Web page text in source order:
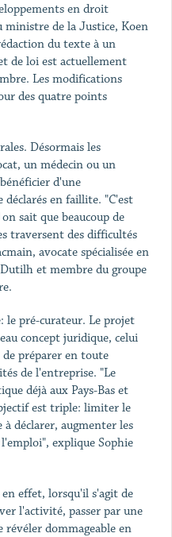
en droit
de la Justice, Koen
du texte à un
de loi est actuellement
Les modifications
des quatre points
Désormais les
un médecin ou un
d'une
en faillite. "C'est
sait que beaucoup de
traversent des difficultés
avocate spécialisée en
et membre du groupe
le pré-curateur. Le projet
concept juridique, celui
de préparer en toute
de l'entreprise. "Le
déjà aux Pays-Bas et
est triple: limiter le
déclarer, augmenter les
explique Sophie
effet, lorsqu'il s'agit de
l'activité, passer par une
dommageable en